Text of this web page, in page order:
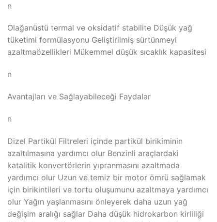
n
Olağanüstü termal ve oksidatif stabilite Düşük yağ
tüketimi formülasyonu Geliştirilmiş sürtünmeyi
azaltmaözellikleri Mükemmel düşük sıcaklık kapasitesi
n
Avantajları ve Sağlayabileceği Faydalar
n
Dizel Partikül Filtreleri içinde partikül birikiminin
azaltılmasına yardımcı olur Benzinli araçlardaki
katalitik konvertörlerin yıpranmasını azaltmada
yardımcı olur Uzun ve temiz bir motor ömrü sağlamak
için birikintileri ve tortu oluşumunu azaltmaya yardımcı
olur Yağın yaşlanmasını önleyerek daha uzun yağ
değişim aralığı sağlar Daha düşük hidrokarbon kirliliği